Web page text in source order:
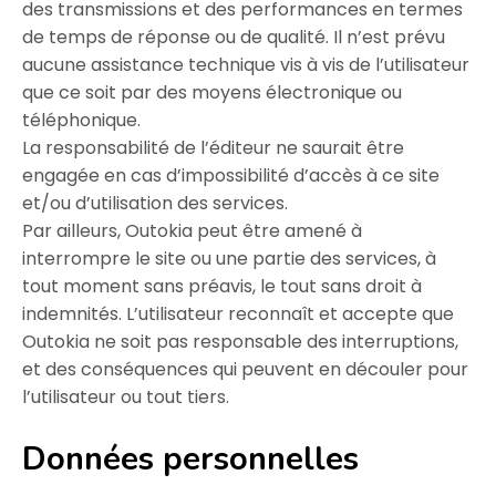
des transmissions et des performances en termes
de temps de réponse ou de qualité. Il n’est prévu
aucune assistance technique vis à vis de l’utilisateur
que ce soit par des moyens électronique ou
téléphonique.
La responsabilité de l’éditeur ne saurait être
engagée en cas d’impossibilité d’accès à ce site
et/ou d’utilisation des services.
Par ailleurs, Outokia peut être amené à
interrompre le site ou une partie des services, à
tout moment sans préavis, le tout sans droit à
indemnités. L’utilisateur reconnaît et accepte que
Outokia ne soit pas responsable des interruptions,
et des conséquences qui peuvent en découler pour
l’utilisateur ou tout tiers.
Données personnelles